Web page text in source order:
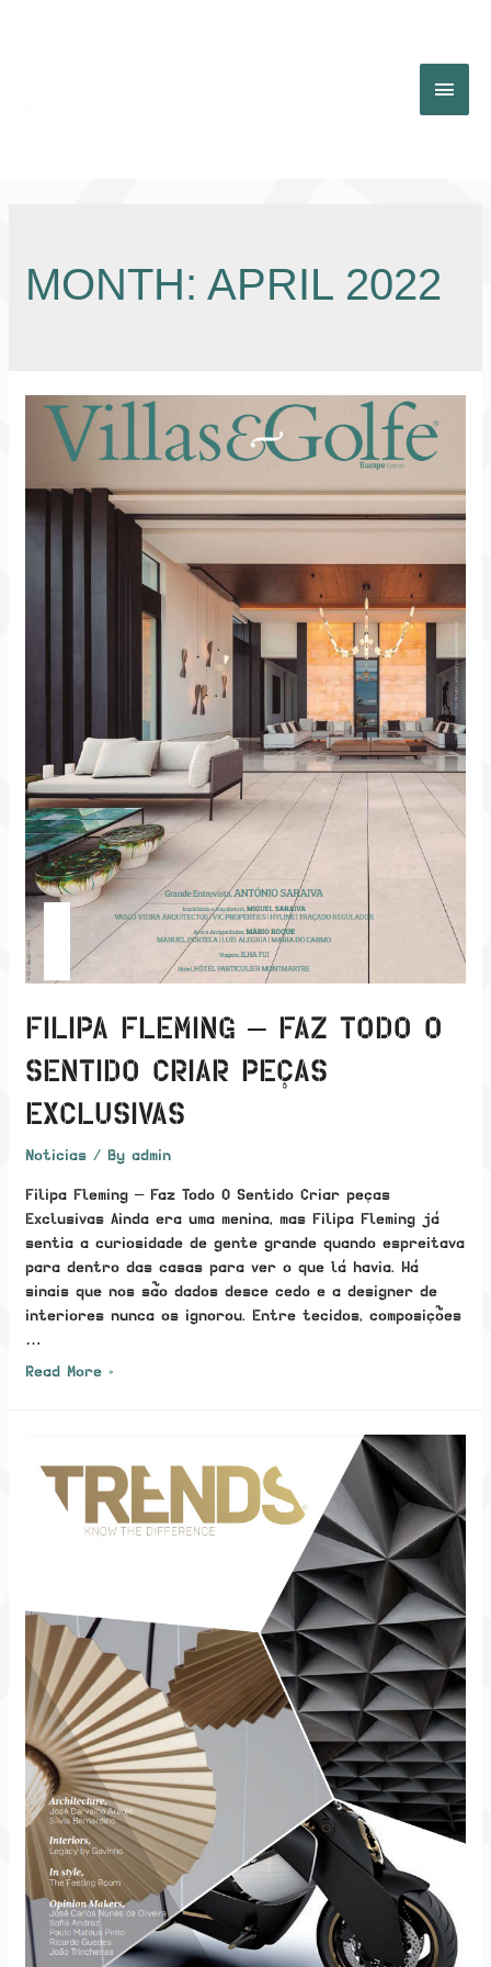
Main
MONTH: APRIL 2022
FILIPA FLEMING – FAZ TODO O
SENTIDO CRIAR PEÇAS
EXCLUSIVAS
Noticias / Byadmin
Filipa Fleming – Faz Todo O Sentido Criar peças
Exclusivas Ainda era uma menina, mas Filipa Fleming já
sentia a curiosidade de gente grande quando espreitava
para dentro das casas para ver o que lá havia. Há
sinais que nos são dados desce cedo e a designer de
interiores nunca os ignorou. Entre tecidos, composições
…
Filipa
Todo
Sentido
Read More »